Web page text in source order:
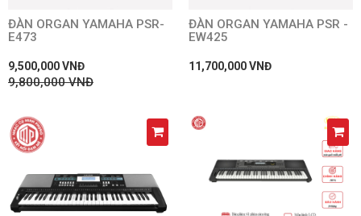
ĐÀN ORGAN YAMAHA PSR-
E473
9,500,000 VNĐ
9,800,000 VNĐ
ĐÀN ORGAN YAMAHA PSR -
EW425
11,700,000 VNĐ